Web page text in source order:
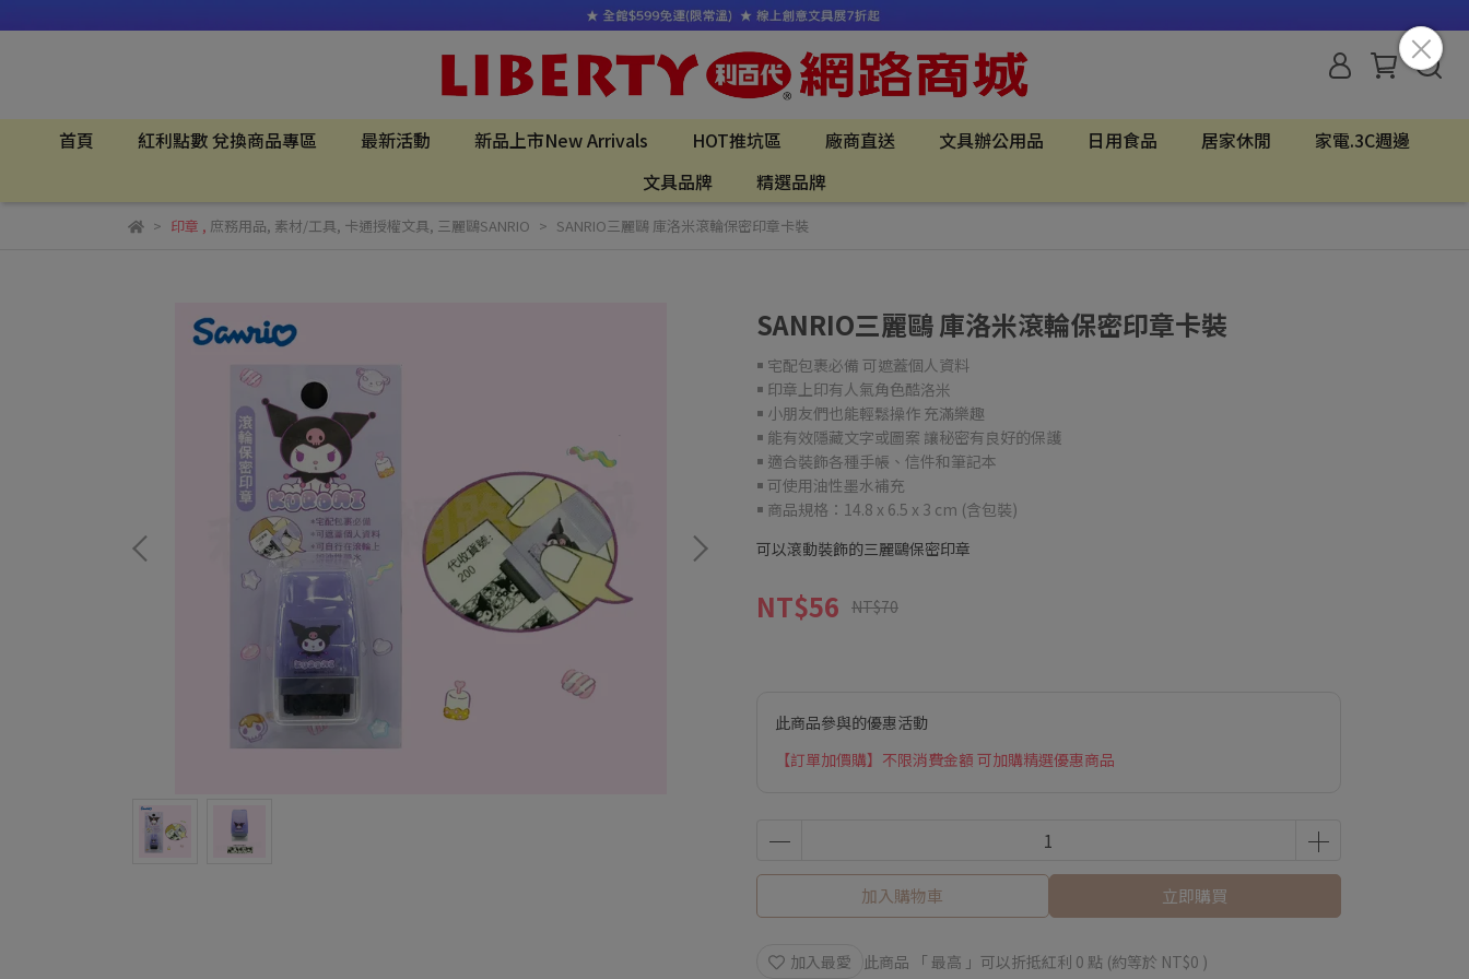
首頁 紅利點數 兌換商品專區 最新活動 新品上市New Arrivals HOT推坑區 廠商直送 文具辦公用品 日用食品 居家休閒
家電.3C週邊
文具品牌
精選品牌
印章 , 庶務用品, 素材/工具, 卡通授權文具, 三麗鷗SANRIO SANRIO三麗鷗 庫洛米滾輪保密印章卡裝
SANRIO三麗鷗 庫洛米滾輪保密印章卡裝
￭ 宅配包裹必備 可遮蓋個人資料
￭ 印章上印有人氣角色酷洛米
￭ 小朋友們也能輕鬆操作 充滿樂趣
￭ 能有效隱藏文字或圖案 讓秘密有良好的保護
￭ 適合裝飾各種手帳、信件和筆記本
￭ 可使用油性墨水補充
￭ 商品規格：14.8 x 6.5 x 3 cm (含包裝)
可以滾動裝飾的三麗鷗保密印章
NT$56 NT$70
此商品參與的優惠活動
【訂單加價購】不限消費金額 可加購精選優惠商品
加入購物車 立即購買
加入最愛 此商品 「 最高 」可以折抵紅利 0 點 (約等於 NT$0 )